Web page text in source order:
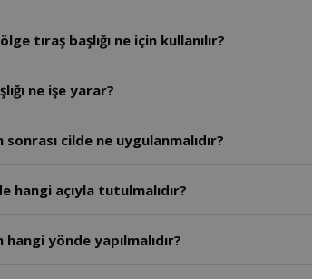
tıraş başlığı ne için kullanılır?
ne işe yarar?
cilde ne uygulanmalıdır?
hangi açıyla tutulmalıdır?
yönde yapılmalıdır?